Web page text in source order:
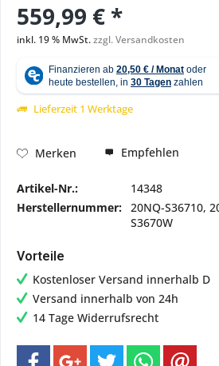
559,99 € *
inkl. 19 % MwSt.zzgl. Versandkosten
Lieferzeit 1 Werktage
Merken Empfehlen
Artikel-Nr.:
14348
Herstellernummer: 20NQ-S36710,
S3670W
Vorteile
Kostenloser Versand innerhalb D
Versand innerhalb von 24h
14 Tage Widerrufsrecht